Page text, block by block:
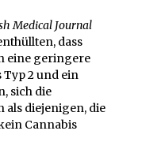
Medical Journal
dass
eine geringere
2 und ein
sich die
diejenigen, die
Cannabis